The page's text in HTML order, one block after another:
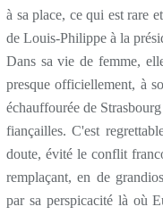
à sa place, ce qui est rare
de Louis-Philippe à la
Dans sa vie de femme,
presque officiellement, à
échauffourée de
fiançailles. C'est
doute, évité le conflit
remplaçant, en de
par sa perspicacité là où